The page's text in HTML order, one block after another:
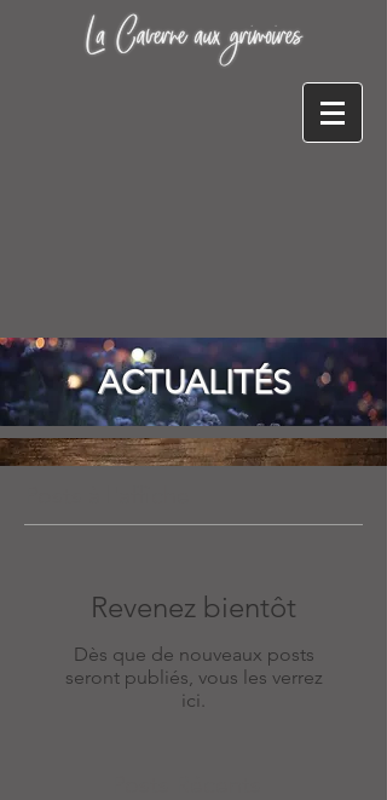
ACTUALITÉS
Revenez bientôt
Dès que de nouveaux posts
seront publiés, vous les verrez
ici.